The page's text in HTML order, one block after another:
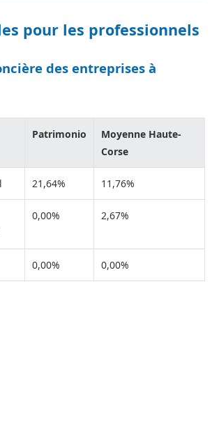
pour les professionnels
des entreprises à
Patrimonio
Moyenne Haute-
Corse
21,64% 11,76%
0,00% 2,67%
0,00% 0,00%